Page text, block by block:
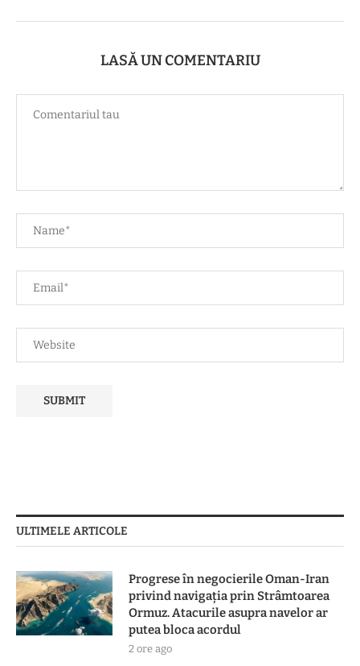
LASĂ UN COMENTARIU
ULTIMELE ARTICOLE
Progrese în negocierile Oman-Iran
privind navigația prin Strâmtoarea
Ormuz. Atacurile asupra navelor ar
putea bloca acordul
2 ore ago